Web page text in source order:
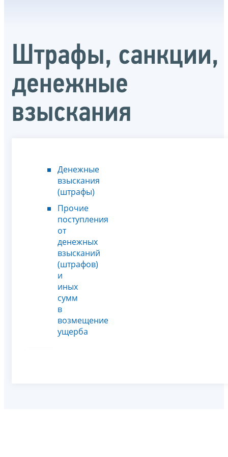
Штрафы, санкции,
денежные
взыскания
Денежные
взыскания
(штрафы)
Прочие
поступления
от
денежных
взысканий
(штрафов)
и
иных
сумм
в
возмещение
ущерба